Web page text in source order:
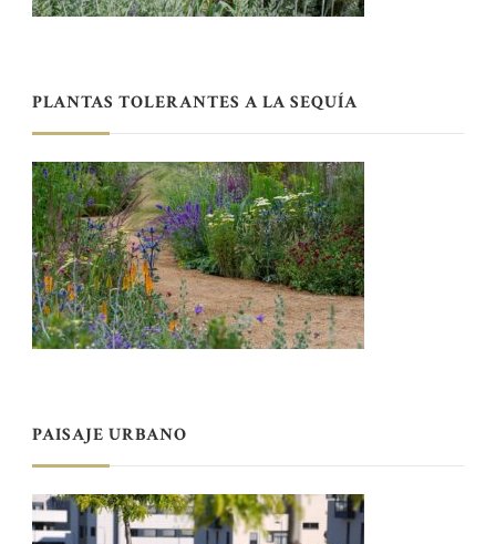
PLANTAS TOLERANTES A LA SEQUÍA
PAISAJE URBANO